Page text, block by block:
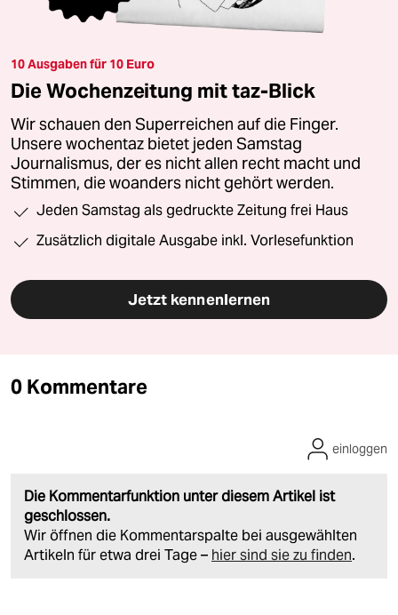
10 Ausgaben für 10 Euro
Die Wochenzeitung mit taz-Blick
Wir schauen den Superreichen auf die Finger.
Unsere wochentaz bietet jeden Samstag
Journalismus, der es nicht allen recht macht und
Stimmen, die woanders nicht gehört werden.
Jeden Samstag als gedruckte Zeitung frei Haus
Zusätzlich digitale Ausgabe inkl. Vorlesefunktion
Jetzt kennenlernen
0 Kommentare
Die Kommentarfunktion unter diesem Artikel ist
geschlossen.
Wir öffnen die Kommentarspalte bei ausgewählten
Artikeln für etwa drei Tage – hier sind sie zu finden.
einloggen